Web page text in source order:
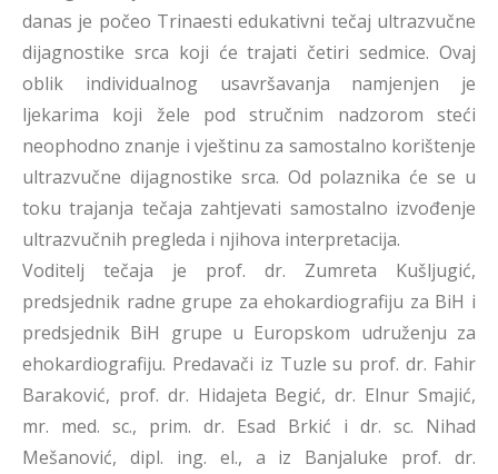
danas je počeo Trinaesti edukativni tečaj ultrazvučne
dijagnostike srca koji će trajati četiri sedmice. Ovaj
oblik individualnog usavršavanja namjenjen je
ljekarima koji žele pod stručnim nadzorom steći
neophodno znanje i vještinu za samostalno korištenje
ultrazvučne dijagnostike srca. Od polaznika će se u
toku trajanja tečaja zahtjevati samostalno izvođenje
ultrazvučnih pregleda i njihova interpretacija.
Voditelj tečaja je prof. dr. Zumreta Kušljugić,
predsjednik radne grupe za ehokardiografiju za BiH i
predsjednik BiH grupe u Europskom udruženju za
ehokardiografiju. Predavači iz Tuzle su prof. dr. Fahir
Baraković, prof. dr. Hidajeta Begić, dr. Elnur Smajić,
mr. med. sc., prim. dr. Esad Brkić i dr. sc. Nihad
Mešanović, dipl. ing. el., a iz Banjaluke prof. dr.